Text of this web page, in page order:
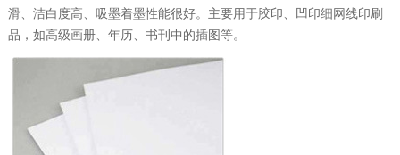
滑、洁白度高、吸墨着墨性能很好。主要用于胶印、凹印细网线印刷
品，如高级画册、年历、书刊中的插图等。